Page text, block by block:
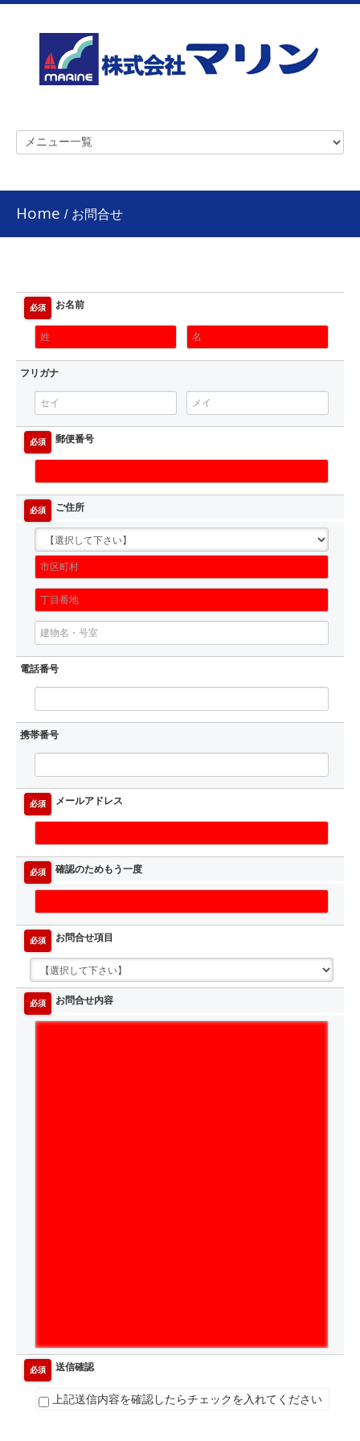
Home / お問合せ
必須 お名前
フリガナ
必須 郵便番号
必須 ご住所
電話番号
携帯番号
必須 メールアドレス
必須 確認のためもう一度
必須 お問合せ項目
必須 お問合せ内容
必須 送信確認
上記送信内容を確認したらチェックを入れてください